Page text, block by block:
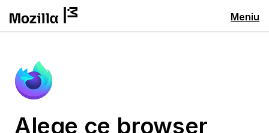
Meniu
Alege ce browser